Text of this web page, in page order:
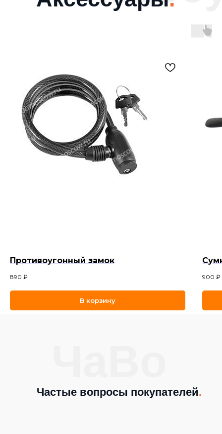
Противоугонный замок
890 ₽
В корзину
900 ₽
Частые вопросы покупателей.